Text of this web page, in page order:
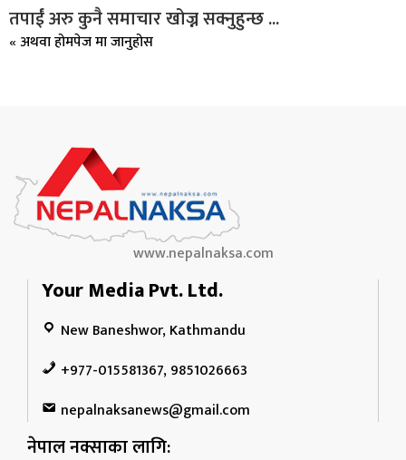
संवाद
तपाईं अरु कुनै समाचार खोज्न सक्नुहुन्छ ...
« अथवा होमपेज मा जानुहोस
www.nepalnaksa.com
Your Media Pvt. Ltd.
New Baneshwor, Kathmandu
+977-015581367, 9851026663
nepalnaksanews@gmail.com
नेपाल नक्साका लागि: